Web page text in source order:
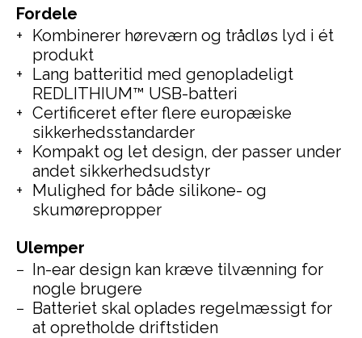
Fordele
Kombinerer høreværn og trådløs lyd i ét
produkt
Lang batteritid med genopladeligt
REDLITHIUM™ USB-batteri
Certificeret efter flere europæiske
sikkerhedsstandarder
Kompakt og let design, der passer under
andet sikkerhedsudstyr
Mulighed for både silikone- og
skumørepropper
Ulemper
In-ear design kan kræve tilvænning for
nogle brugere
Batteriet skal oplades regelmæssigt for
at opretholde driftstiden